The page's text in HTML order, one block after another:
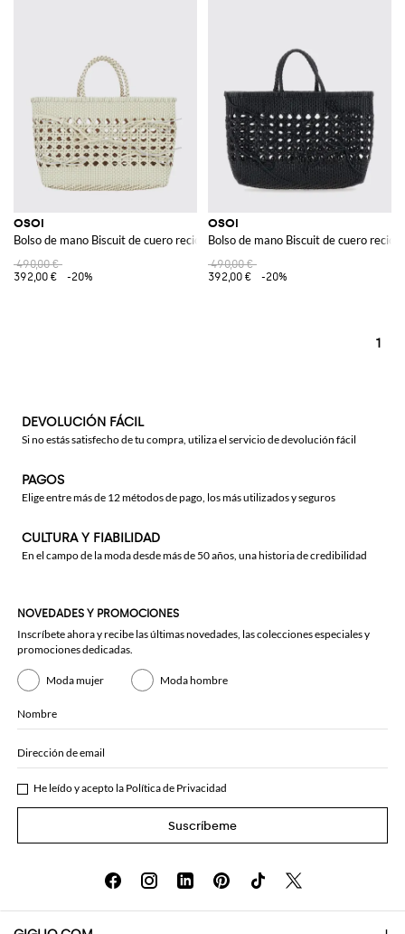
OSOI
Bolso de mano Biscuit de cuero reciclado trenzado con doble asa
490,00 €
392,00 €
-20%
OSOI
Bolso de mano Biscuit de cuero
490,00 €
392,00 €
-20%
1
DEVOLUCIÓN FÁCIL
Si no estás satisfecho de tu compra, utiliza el servicio de devolución fácil
PAGOS
Elige entre más de 12 métodos de pago, los más utilizados y seguros
CULTURA Y FIABILIDAD
En el campo de la moda desde más de 50 años, una historia de credibilidad
NOVEDADES Y PROMOCIONES
Inscríbete ahora y recibe las últimas novedades, las colecciones especiales y
promociones dedicadas.
Moda mujer Moda hombre
Nombre
Dirección de email
He leído y acepto la Política de Privacidad
Suscríbeme